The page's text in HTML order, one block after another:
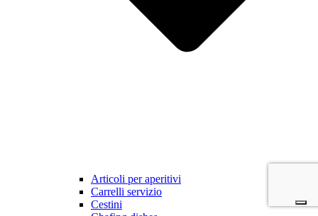
Articoli per aperitivi
Carrelli servizio
Cestini